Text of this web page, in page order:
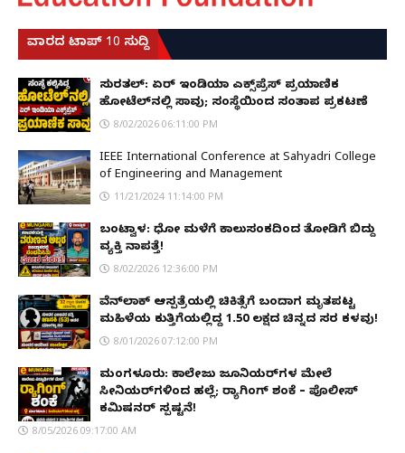
ವಾರದ ಟಾಪ್ 10 ಸುದ್ದಿ
ಸುರತ್ಕಲ್: ಏರ್ ಇಂಡಿಯಾ ಎಕ್ಸ್‌ಪ್ರೆಸ್ ಪ್ರಯಾಣಿಕ
ಹೋಟೆಲ್‌ನಲ್ಲಿ ಸಾವು; ಸಂಸ್ಥೆಯಿಂದ ಸಂತಾಪ ಪ್ರಕಟಣೆ
8/02/2026 06:11:00 PM
IEEE International Conference at Sahyadri College
of Engineering and Management
11/21/2024 11:14:00 PM
ಬಂಟ್ವಾಳ: ಧೋ ಮಳೆಗೆ ಕಾಲುಸಂಕದಿಂದ ತೋಡಿಗೆ ಬಿದ್ದು
ವ್ಯಕ್ತಿ ನಾಪತ್ತೆ!
8/02/2026 12:36:00 PM
ವೆನ್‌ಲಾಕ್ ಆಸ್ಪತ್ರೆಯಲ್ಲಿ ಚಿಕಿತ್ಸೆಗೆ ಬಂದಾಗ ಮೃತಪಟ್ಟ
ಮಹಿಳೆಯ ಕುತ್ತಿಗೆಯಲ್ಲಿದ್ದ ₹1.50 ಲಕ್ಷದ ಚಿನ್ನದ ಸರ ಕಳವು!
8/01/2026 07:12:00 PM
ಮಂಗಳೂರು: ಕಾಲೇಜು ಜೂನಿಯರ್‌ಗಳ ಮೇಲೆ
ಸೀನಿಯರ್‌ಗಳಿಂದ ಹಲ್ಲೆ; ರ‌್ಯಾಗಿಂಗ್ ಶಂಕೆ – ಪೊಲೀಸ್
ಕಮಿಷನರ್ ಸ್ಪಷ್ಟನೆ!
8/05/2026 09:17:00 AM